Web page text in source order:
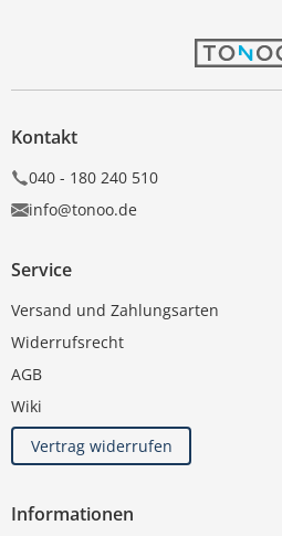
Kontakt
040 - 180 240 510
info@tonoo.de
Service
Versand und Zahlungsarten
Widerrufsrecht
AGB
Wiki
Vertrag widerrufen
Informationen